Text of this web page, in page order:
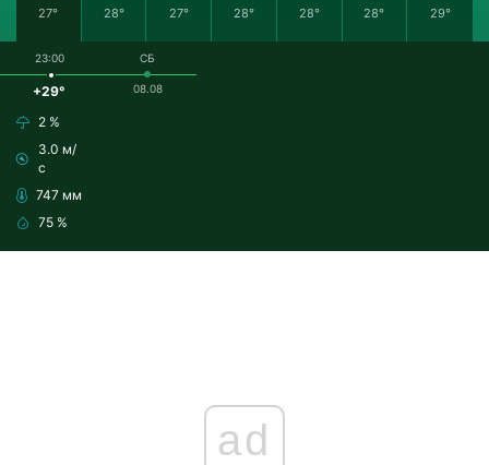
27° 28° 27° 28° 28° 28° 29°
23:00
+29°
2 %
3.0 м/
с
747 мм
75 %
СБ
08.08
ad